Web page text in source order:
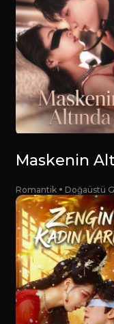
Romantik Doğaüstü